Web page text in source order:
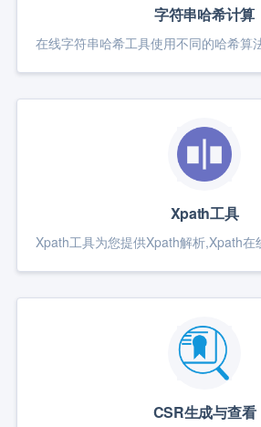
字符串哈希计算
Xpath工具
CSR生成与查看